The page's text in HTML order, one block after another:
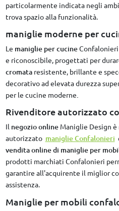
particolarmente indicata negli
trova spazio alla funzionalità.
maniglie moderne per
Le maniglie per cucine
e riconoscibile, progettati per
cromataresistente, brillante e
decorativo ad elevata durezza
per le cucine moderne.
Rivenditore autorizzato
Il negozio onlineManiglie Design
autorizzato maniglie Confalonieri
vendita online di maniglie per
prodotti marchiati Confalonieri
garantire all'acquirente il miglior
assistenza.
Maniglie per mobili